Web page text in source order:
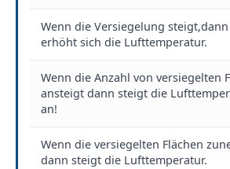
Wenn die Versiegelung steigt,dann
erhöht sich die Lufttemperatur.
Wenn die Anzahl von versiegelten
ansteigt dann steigt die
an!
Wenn die versiegelten Flächen
dann steigt die Lufttemperatur.